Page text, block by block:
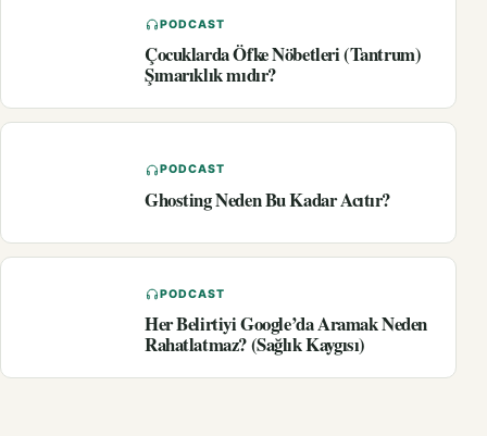
PODCAST
Çocuklarda Öfke Nöbetleri (Tantrum)
Şımarıklık mıdır?
PODCAST
Ghosting Neden Bu Kadar Acıtır?
PODCAST
Her Belirtiyi Google’da Aramak Neden
Rahatlatmaz? (Sağlık Kaygısı)